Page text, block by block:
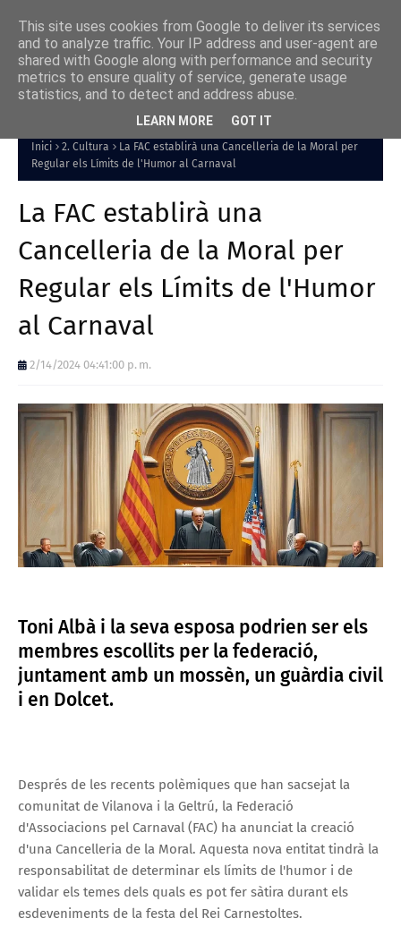
Inici 2. Cultura
La FAC establirà una Cancelleria de la Moral per
Regular els Límits de l'Humor al Carnaval
La FAC establirà una
Cancelleria de la Moral per
Regular els Límits de l'Humor
al Carnaval
2/14/2024 04:41:00 p. m.
Toni Albà i la seva esposa podrien ser els
membres escollits per la federació,
juntament amb un mossèn, un guàrdia civil
i en Dolcet.
Després de les recents polèmiques que han sacsejat la
comunitat de Vilanova i la Geltrú, la Federació
d'Associacions pel Carnaval (FAC) ha anunciat la creació
d'una Cancelleria de la Moral. Aquesta nova entitat tindrà la
responsabilitat de determinar els límits de l'humor i de
validar els temes dels quals es pot fer sàtira durant els
esdeveniments de la festa del Rei Carnestoltes.
This site uses cookies from Google to deliver its services
and to analyze traffic. Your IP address and user-agent are
shared with Google along with performance and security
metrics to ensure quality of service, generate usage
statistics, and to detect and address abuse.
LEARN MORE GOT IT